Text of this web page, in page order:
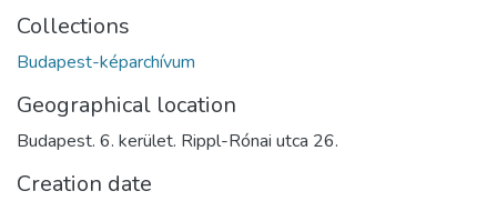
Collections
Budapest-képarchívum
Geographical location
Budapest. 6. kerület. Rippl-Rónai utca 26.
Creation date